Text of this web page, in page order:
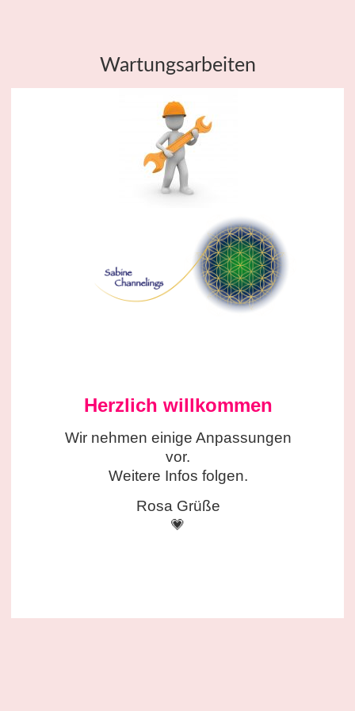
Wartungsarbeiten
Herzlich willkommen
Wir nehmen einige Anpassungen
vor.
Weitere Infos folgen.
Rosa Grüße
💗